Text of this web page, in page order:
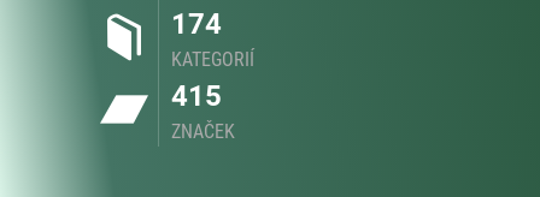
174
KATEGORIÍ
415
ZNAČEK